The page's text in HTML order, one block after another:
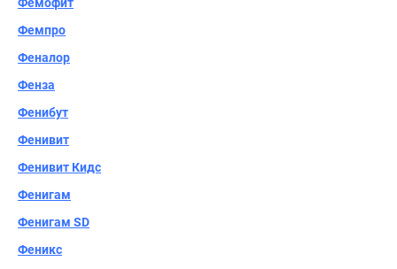
Фемпро
Феналор
Фенза
Фенибут
Фенивит
Фенивит Кидс
Фенигам
Фенигам SD
Феникс